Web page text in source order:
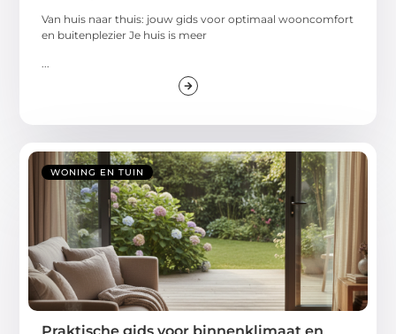
Van huis naar thuis: jouw gids voor optimaal wooncomfort
en buitenplezier Je huis is meer
...
WONING EN TUIN
Praktische gids voor binnenklimaat en